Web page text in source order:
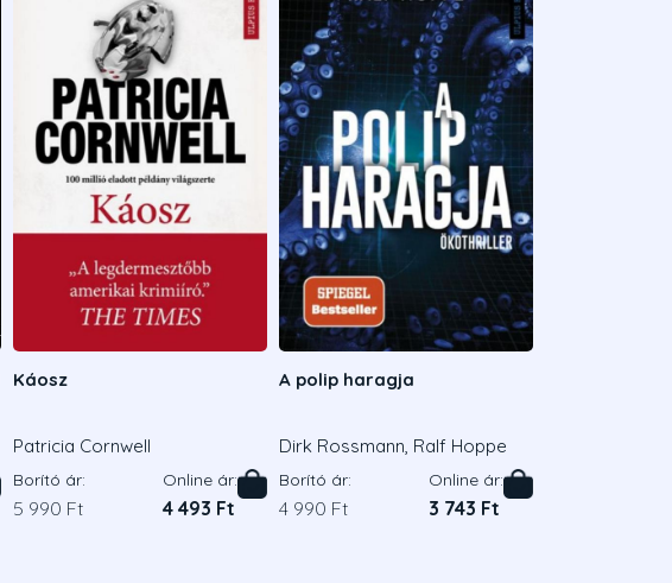
Káosz
Patricia Cornwell
Borító ár:
5 990 Ft
Online ár:
4 493 Ft
A polip haragja
Dirk Rossmann, Ralf Hoppe
Borító ár:
4 990 Ft
Online ár:
3 743 Ft